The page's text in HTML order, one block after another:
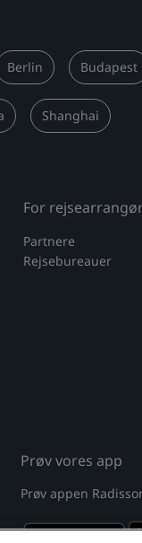
Berlin Budapest
Shanghai
For
Partnere
Rejsebureauer
linkedin
Prøv vores app
Prøv appen